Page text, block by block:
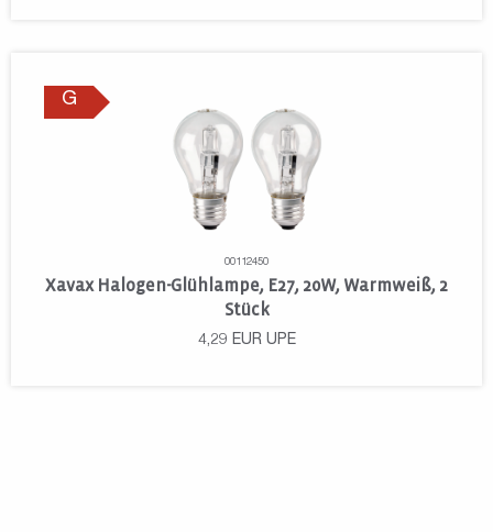
G
00112450
Xavax Halogen-Glühlampe, E27, 20W, Warmweiß, 2
Stück
4,29 EUR UPE